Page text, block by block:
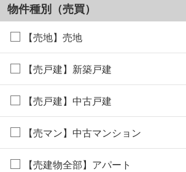
物件種別（売買）
【売地】売地
【売戸建】新築戸建
【売戸建】中古戸建
【売マン】中古マンション
【売建物全部】アパート